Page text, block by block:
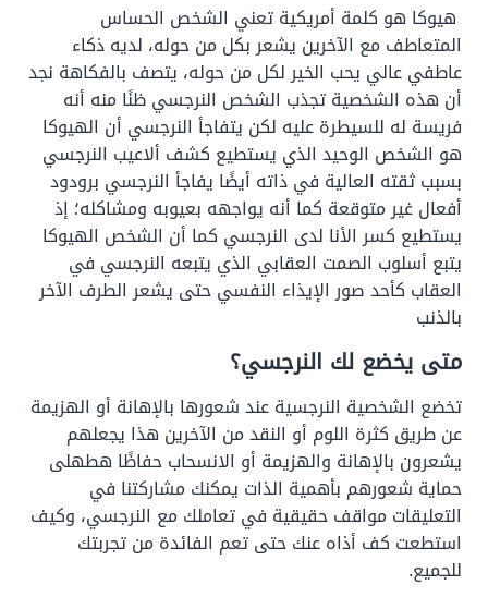
هيوكا هو كلمة أمريكية تعني الشخص الحساس
المتعاطف مع الآخرين يشعر بكل من حوله، لديه ذكاء
عاطفي عالي يحب الخير لكل من حوله، يتصف بالفكاهة نجد
أن هذه الشخصية تجذب الشخص النرجسي ظنًا منه أنه
فريسة له للسيطرة عليه لكن يتفاجأ النرجسي أن الهيوكا
هو الشخص الوحيد الذي يستطيع كشف ألاعيب النرجسي
بسبب ثقته العالية في ذاته أيضًا يفاجأ النرجسي برودود
أفعال غير متوقعة كما أنه يواجهه بعيوبه ومشاكله؛ إذ
يستطيع كسر الأنا لدى النرجسي كما أن الشخص الهيوكا
يتبع أسلوب الصمت العقابي الذي يتبعه النرجسي في
العقاب كأحد صور الإيذاء النفسي حتى يشعر الطرف الآخر
بالذنب
متى يخضع لك النرجسي؟
تخضع الشخصية النرجسية عند شعورها بالإهانة أو الهزيمة
عن طريق كثرة اللوم أو النقد من الآخرين هذا يجعلهم
يشعرون بالإهانة والهزيمة أو الانسحاب حفاظًا هطهلى
حماية شعورهم بأهمية الذات يمكنك مشاركتنا في
التعليقات مواقف حقيقية في تعاملك مع النرجسي، وكيف
استطعت كف أذاه عنك حتى تعم الفائدة من تجربتك
للجميع.